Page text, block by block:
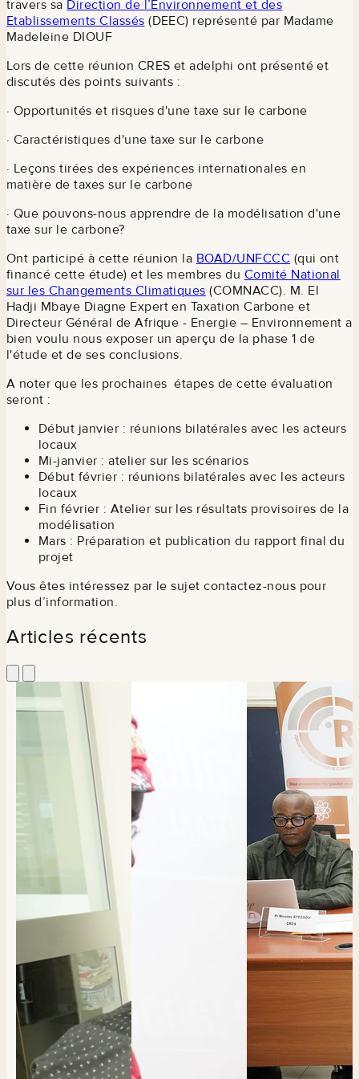
travers sa Direction de l’Environnement et des
Etablissements Classés (DEEC) représenté par Madame
Madeleine DIOUF
Lors de cette réunion CRES et adelphi ont présenté et
discutés des points suivants :
· Opportunités et risques d'une taxe sur le carbone
· Caractéristiques d'une taxe sur le carbone
· Leçons tirées des expériences internationales en
matière de taxes sur le carbone
· Que pouvons-nous apprendre de la modélisation d'une
taxe sur le carbone?
Ont participé à cette réunion la BOAD/UNFCCC (qui ont
financé cette étude) et les membres du Comité National
sur les Changements Climatiques (COMNACC). M. El
Hadji Mbaye Diagne Expert en Taxation Carbone et
Directeur Général de Afrique - Energie – Environnement a
bien voulu nous exposer un aperçu de la phase 1 de
l'étude et de ses conclusions.
A noter que les prochaines étapes de cette évaluation
seront :
Début janvier : réunions bilatérales avec les acteurs
locaux
Mi-janvier : atelier sur les scénarios
Début février : réunions bilatérales avec les acteurs
locaux
Fin février : Atelier sur les résultats provisoires de la
modélisation
Mars : Préparation et publication du rapport final du
projet
Vous êtes intéressez par le sujet contactez-nous pour
plus d’information.
Articles récents